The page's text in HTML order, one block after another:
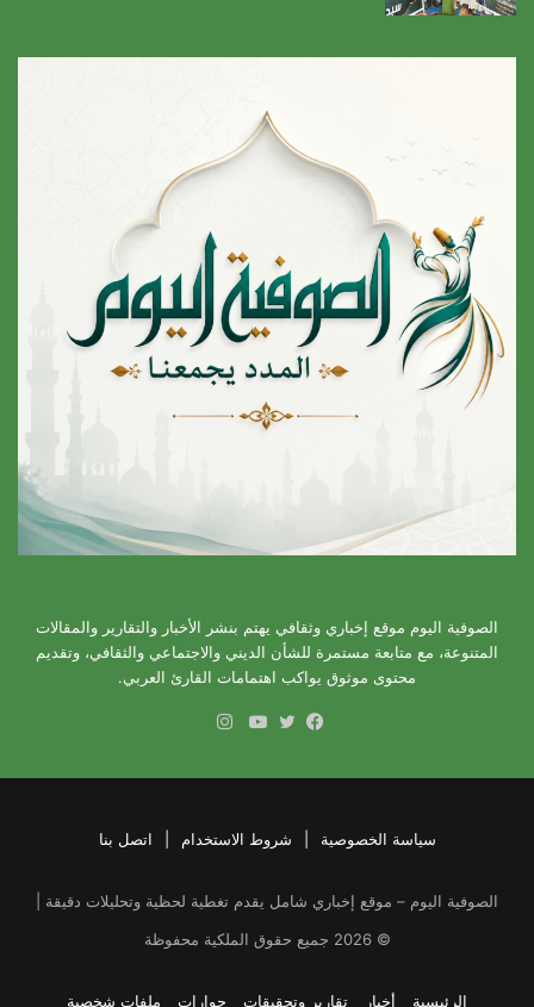
الصوفية اليوم موقع إخباري وثقافي يهتم بنشر الأخبار والتقارير والمقالات
المتنوعة، مع متابعة مستمرة للشأن الديني والاجتماعي والثقافي، وتقديم
محتوى موثوق يواكب اهتمامات القارئ العربي.
سياسة الخصوصية شروط الاستخدام اتصل بنا
الصوفية اليوم – موقع إخباري شامل يقدم تغطية لحظية وتحليلات دقيقة |
©
2026 جميع حقوق الملكية محفوظة
الرئيسية أخبار تقارير وتحقيقات حوارات ملفات شخصية